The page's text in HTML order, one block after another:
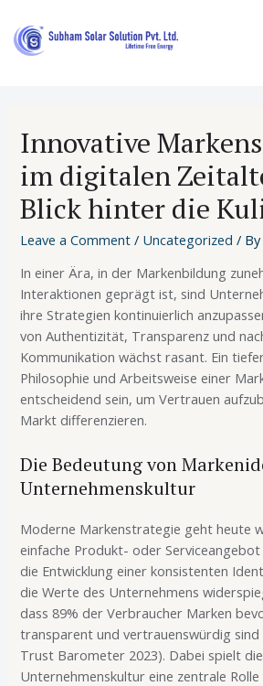
Innovative
im digitalen
Blick hinter die
Leave a Comment / Uncategorized /
In einer Ära, in der Markenbildung
Interaktionen geprägt ist, sind
ihre Strategien kontinuierlich
von Authentizität, Transparenz und
Kommunikation wächst rasant. Ein
Philosophie und Arbeitsweise einer
entscheidend sein, um Vertrauen
Markt differenzieren.
Die Bedeutung von
Unternehmenskultur
Moderne Markenstrategie geht heute
einfache Produkt- oder Serviceangebot
die Entwicklung einer konsistenten
die Werte des Unternehmens
dass 89% der Verbraucher Marken
transparent und vertrauenswürdig sind
Trust Barometer 2023). Dabei spielt die
Unternehmenskultur eine zentrale